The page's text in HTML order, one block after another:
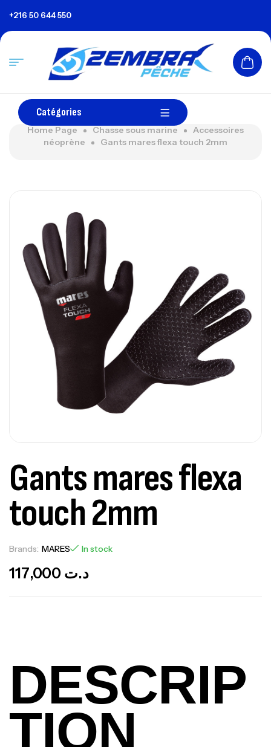
+216 50 644 550
Catégories
Home Page Chasse sous marine
Accessoires
néoprène
Gants mares flexa touch 2mm
Gants mares flexa
touch 2mm
Brands: MARES In stock
د.ت
DESCRIP
TION